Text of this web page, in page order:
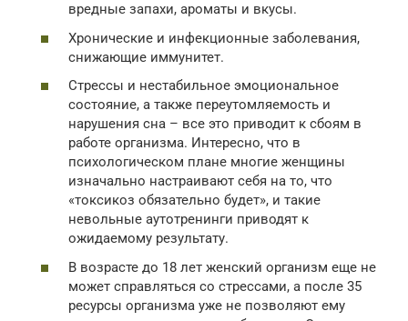
вредные запахи, ароматы и вкусы.
Хронические и инфекционные заболевания,
снижающие иммунитет.
Стрессы и нестабильное эмоциональное
состояние, а также переутомляемость и
нарушения сна – все это приводит к сбоям в
работе организма. Интересно, что в
психологическом плане многие женщины
изначально настраивают себя на то, что
«токсикоз обязательно будет», и такие
невольные аутотренинги приводят к
ожидаемому результату.
В возрасте до 18 лет женский организм еще не
может справляться со стрессами, а после 35
ресурсы организма уже не позволяют ему